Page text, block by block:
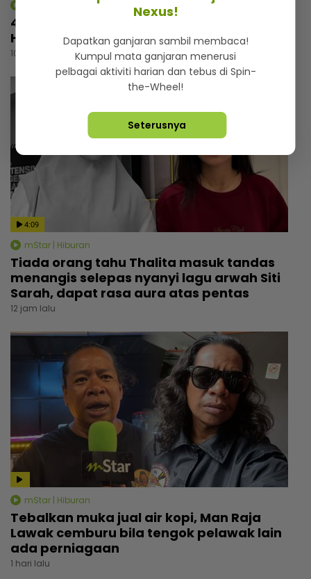
4 tahun pegang status duda, Luqman
Hafidz selesa tidak sunyi tanpa pasangan
10 jam lalu
4:09
mStar | Hiburan
Tiada orang tahu Thalita masuk tandas
menangis selepas nyanyi lagu arwah Siti
Sarah, dapat rasa aura atas pentas
12 jam lalu
mStar | Hiburan
Tebalkan muka jual air kopi, Man Raja
Lawak cemburu bila tengok pelawak lain
ada perniagaan
1 hari lalu
Nexus!
Dapatkan ganjaran sambil membaca!
Kumpul mata ganjaran menerusi
pelbagai aktiviti harian dan tebus di Spin-
the-Wheel!
Seterusnya